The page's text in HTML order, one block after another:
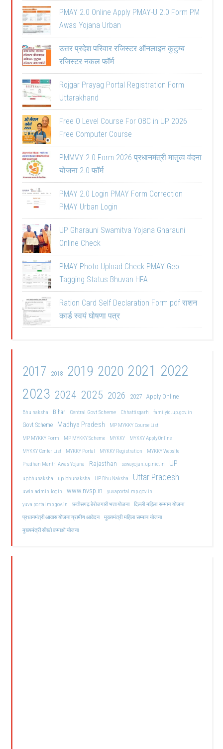
PMAY 2.0 Online Apply PMAY-U 2.0 Form PM
Awas Yojana Urban
उत्तर प्रदेश परिवार रजिस्टर ऑनलाइन कुटुम्ब
रजिस्टर नकल फॉर्म
Rojgar Prayag Portal Registration Form
Uttarakhand
Free O Level Course For OBC in UP 2026
Free Computer Course
PMMVY 2.0 Form 2026 प्रधानमंत्री मातृत्व वंदना
योजना 2.0 फॉर्म
PMAY 2.0 Login PMAY Form Correction
PMAY Urban Login
UP Gharauni Swamitva Yojana Gharauni
Online Check
PMAY Photo Upload Check PMAY Geo
Tagging Status Bhuvan HFA
Ration Card Self Declaration Form pdf राशन
कार्ड स्वयं घोषणा पत्र
2017 2018 2019 2020 2021 2022
2023 2024 2025 2026 2027 Apply Online
Bhu naksha Bihar Central Govt Scheme Chhattisgarh familyid.up.gov.in
Govt Scheme Madhya Pradesh
MP MYKKY Course List
MP MYKKY Form
MP MYKKY Scheme MYKKY
MYKKY Apply Online
MYKKY Center List
MYKKY Portal MYKKY Registration
MYKKY Website
Pradhan Mantri Awas Yojana
Rajasthan sewayojan.up.nic.in UP
upbhunaksha up bhunaksha UP Bhu Naksha Uttar Pradesh
uwin admin login www.nvsp.in
yuvaportal.mp.gov.in
yuva portal mp gov.in
छत्तीसगढ़ बेरोजगारी भत्ता योजना दिल्ली महिला सम्मान योजना
प्रधानमंत्री आवास योजना ग्रामीण आवेदन मुख्यमंत्री महिला सम्मान योजना
मुख्यमंत्री सीखो कमाओ योजना